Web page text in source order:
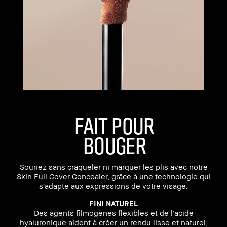
FAIT POUR
BOUGER
Souriez sans craqueler ni marquer les plis avec notre
Skin Full Cover Concealer, grâce à une technologie qui
s’adapte aux expressions de votre visage.
FINI NATUREL
Des agents filmogènes flexibles et de l’acide
hyaluronique aident à créer un rendu lisse et naturel,